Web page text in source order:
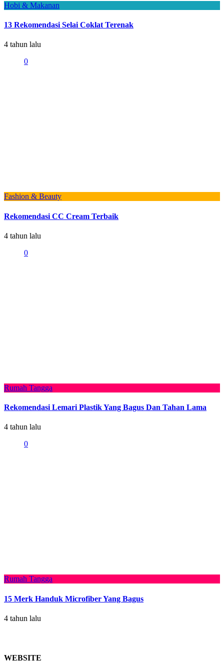
Hobi & Makanan
13 Rekomendasi Selai Coklat Terenak
4 tahun lalu
0
Fashion & Beauty
Rekomendasi CC Cream Terbaik
4 tahun lalu
0
Rumah Tangga
Rekomendasi Lemari Plastik Yang Bagus Dan Tahan Lama
4 tahun lalu
0
Rumah Tangga
15 Merk Handuk Microfiber Yang Bagus
4 tahun lalu
WEBSITE